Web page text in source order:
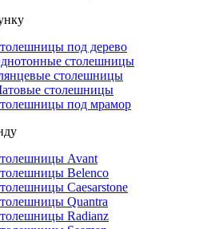
под дерево
столешницы
столешницы
столешницы
под мрамор
Avant
Belenco
Caesarstone
Quantra
Radianz